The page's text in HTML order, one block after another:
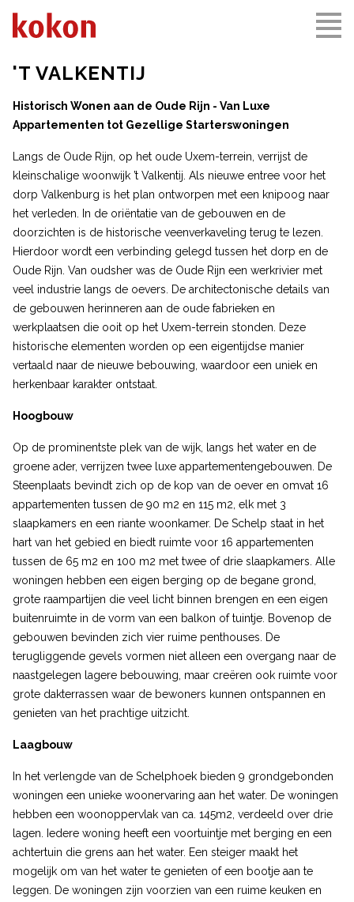
'T VALKENTIJ
Historisch Wonen aan de Oude Rijn - Van Luxe
Appartementen tot Gezellige Starterswoningen
Langs de Oude Rijn, op het oude Uxem-terrein, verrijst de
kleinschalige woonwijk ’t Valkentij. Als nieuwe entree voor het
dorp Valkenburg is het plan ontworpen met een knipoog naar
het verleden. In de oriëntatie van de gebouwen en de
doorzichten is de historische veenverkaveling terug te lezen.
Hierdoor wordt een verbinding gelegd tussen het dorp en de
Oude Rijn. Van oudsher was de Oude Rijn een werkrivier met
veel industrie langs de oevers. De architectonische details van
de gebouwen herinneren aan de oude fabrieken en
werkplaatsen die ooit op het Uxem-terrein stonden. Deze
historische elementen worden op een eigentijdse manier
vertaald naar de nieuwe bebouwing, waardoor een uniek en
herkenbaar karakter ontstaat.
Hoogbouw
Op de prominentste plek van de wijk, langs het water en de
groene ader, verrijzen twee luxe appartementengebouwen. De
Steenplaats bevindt zich op de kop van de oever en omvat 16
appartementen tussen de 90 m2 en 115 m2, elk met 3
slaapkamers en een riante woonkamer. De Schelp staat in het
hart van het gebied en biedt ruimte voor 16 appartementen
tussen de 65 m2 en 100 m2 met twee of drie slaapkamers. Alle
woningen hebben een eigen berging op de begane grond,
grote raampartijen die veel licht binnen brengen en een eigen
buitenruimte in de vorm van een balkon of tuintje. Bovenop de
gebouwen bevinden zich vier ruime penthouses. De
terugliggende gevels vormen niet alleen een overgang naar de
naastgelegen lagere bebouwing, maar creëren ook ruimte voor
grote dakterrassen waar de bewoners kunnen ontspannen en
genieten van het prachtige uitzicht.
Laagbouw
In het verlengde van de Schelphoek bieden 9 grondgebonden
woningen een unieke woonervaring aan het water. De woningen
hebben een woonoppervlak van ca. 145m2, verdeeld over drie
lagen. Iedere woning heeft een voortuintje met berging en een
achtertuin die grens aan het water. Een steiger maakt het
mogelijk om van het water te genieten of een bootje aan te
leggen. De woningen zijn voorzien van een ruime keuken en